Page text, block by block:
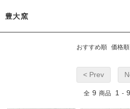
豊大窯
おすすめ順 価格順
< Prev
全 9 商品 1 - 9